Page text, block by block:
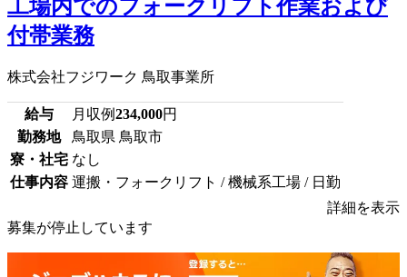
工場内でのフォークリフト作業および
付帯業務
株式会社フジワーク 鳥取事業所
給与 月収例234,000円
勤務地
鳥取県 鳥取市
寮・社宅 なし
仕事内容 運搬・フォークリフト / 機械系工場 / 日勤
詳細を表示
募集が停止しています